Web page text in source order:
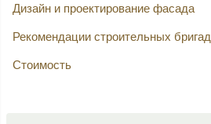
Дизайн и проектирование фасада
Рекомендации строительных бригад
Стоимость